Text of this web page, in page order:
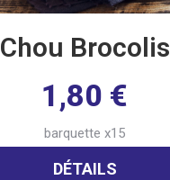
Chou Brocolis
1,80 €
barquette x15
DÉTAILS